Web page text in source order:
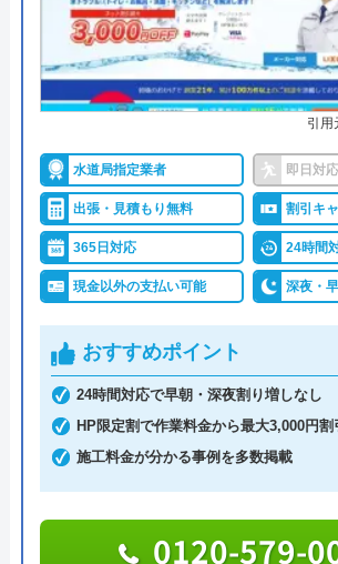
クリーンライフのクチコミ on
4.8（410件のクチコミ
※クチコミの内容について
うまい棒エビマヨ
2 か月前
イレの交換部分もその都度言って
かりました。
月累計）
●保証・保険
取り付け器具には1
カー保証 ※消耗品
スを除く。
詳細は公式
水の110番救急車がおすすめの
「水の110番救急車」は株式会社RS
わりの緊急対応サービスです。トイ
ッチンなどの蛇口や排水溝・排水口
や水漏れ修理に対応。受付時間は
365日年中無休で営業しているので
も依頼が可能です。電話を掛けると
30分で駆けつけてくれます。排水管
引用
水道局指定業者 即日対
出張・見積もり無料 割引キ
365日対応 24時間
現金以外の支払い可能 深夜・
おすすめポイント
24時間対応で早朝・深夜割り増しなし
HP限定割で作業料金から最大3,000円割
施工料金が分かる事例を多数掲載
0120-579-